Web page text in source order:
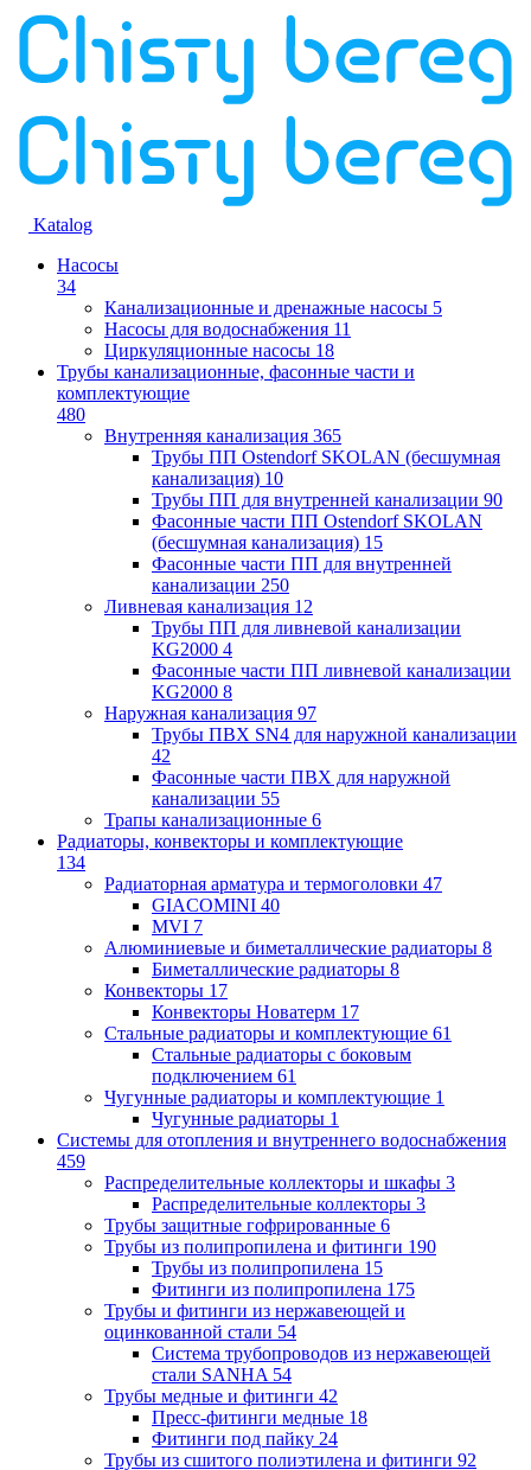
Katalog
Насосы
34
Канализационные и дренажные насосы 5
Насосы для водоснабжения 11
Циркуляционные насосы 18
Трубы канализационные, фасонные части и
комплектующие
480
Внутренняя канализация 365
Трубы ПП Ostendorf SKOLAN (бесшумная
канализация) 10
Трубы ПП для внутренней канализации 90
Фасонные части ПП Ostendorf SKOLAN
(бесшумная канализация) 15
Фасонные части ПП для внутренней
канализации 250
Ливневая канализация 12
Трубы ПП для ливневой канализации
KG2000 4
Фасонные части ПП ливневой канализации
KG2000 8
Наружная канализация 97
Трубы ПВХ SN4 для наружной канализации
42
Фасонные части ПВХ для наружной
канализации 55
Трапы канализационные 6
Радиаторы, конвекторы и комплектующие
134
Радиаторная арматура и термоголовки 47
GIACOMINI 40
MVI 7
Алюминиевые и биметаллические радиаторы 8
Биметаллические радиаторы 8
Конвекторы 17
Конвекторы Новатерм 17
Стальные радиаторы и комплектующие 61
Стальные радиаторы с боковым
подключением 61
Чугунные радиаторы и комплектующие 1
Чугунные радиаторы 1
Системы для отопления и внутреннего водоснабжения
459
Распределительные коллекторы и шкафы 3
Распределительные коллекторы 3
Трубы защитные гофрированные 6
Трубы из полипропилена и фитинги 190
Трубы из полипропилена 15
Фитинги из полипропилена 175
Трубы и фитинги из нержавеющей и
оцинкованной стали 54
Система трубопроводов из нержавеющей
стали SANHA 54
Трубы медные и фитинги 42
Пресс-фитинги медные 18
Фитинги под пайку 24
Трубы из сшитого полиэтилена и фитинги 92